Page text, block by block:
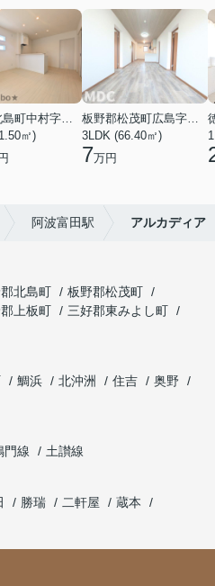
板野郡北島町中村字東堤ノ内
㎡)
板野郡松茂町広島字南ハリ
3LDK (66.40㎡)
7万円
阿波富田駅 アルカディア
北島町
板野郡松茂町
上板町
三好郡東みよし町
鯛浜 北沖洲 住吉
奥野
門線
土讃線
勝瑞 二軒屋
蔵本